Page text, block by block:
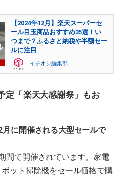
【2024年12月】楽天スーパーセ
ール目玉商品おすすめ35選！い
つまで？ふるさと納税や半額セー
ルに注目
イチオシ編集部
定「楽天大感謝祭」もお
月に開催される大型セールで
間で開催されています。家電
ット掃除機をセール価格で購